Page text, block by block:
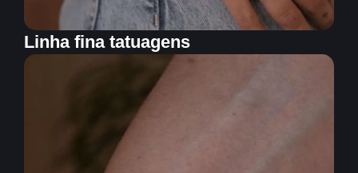
Linha fina tatuagens